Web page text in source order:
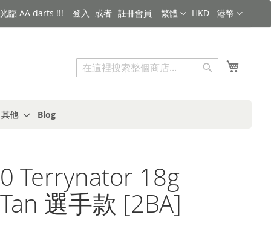
金額
HKD - 港幣
語言
繁體
臨 AA darts !!! 登入 註冊會員
搜索
他 Blog
Terrynator 18g
選手款 [2BA]